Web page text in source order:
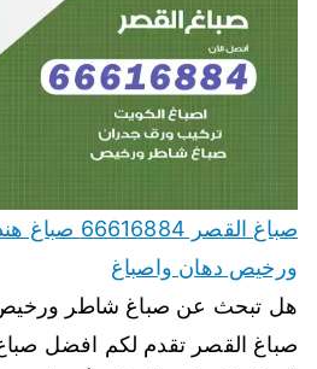
صباغ القصر
ورخيص دهان واصباغ
هل تبحث عن صباغ شاطر
صباغ القصر تقدم لكم افضل صباغ